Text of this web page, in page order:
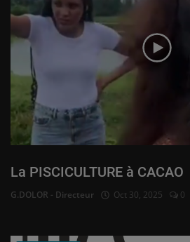
La PISCICULTURE à CACAO
G.DOLOR - Directeur Oct 30, 2025 0